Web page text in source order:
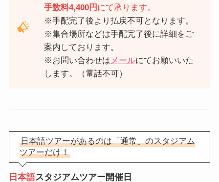
手数料4,400円 にて承ります。
※手配完了後より払戻不可となります。
※集合場所などは手配完了後に詳細をご
案内しております。
※お問い合わせはメールにてお願いいた
します。（電話不可）
日本語ツアーがあるのは「通常」のスタジアム
ツアーだけ！
日本語スタジアムツアー開催日